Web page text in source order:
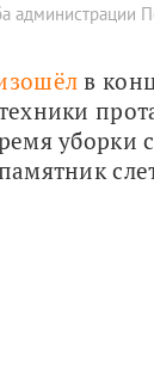
администрации
в
уборки